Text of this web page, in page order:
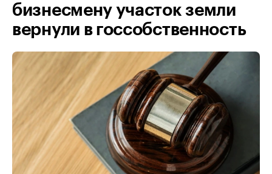
бизнесмену участок земли
вернули в госсобственность